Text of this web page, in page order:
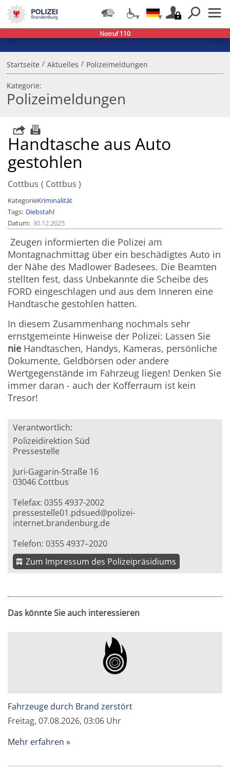
Startseite / Aktuelles / Polizeimeldungen
Kategorie:
Polizeimeldungen
Handtasche aus Auto
gestohlen
Cottbus Cottbus
KategorieKriminalität
Tags Diebstahl
Datum 30.12.2025
Zeugen informierten die Polizei am
Montagnachmittag über ein beschädigtes Auto in
der Nähe des Madlower Badesees. Die Beamten
stellten fest, dass Unbekannte die Scheibe des
FORD eingeschlagen und aus dem Inneren eine
Handtasche gestohlen hatten.
In diesem Zusammenhang nochmals sehr
ernstgemeinte Hinweise der Polizei: Lassen Sie
nie Handtaschen, Handys, Kameras, persönliche
Dokumente, Geldbörsen oder andere
Wertgegenstände im Fahrzeug liegen! Denken Sie
immer daran - auch der Kofferraum ist kein
Tresor!
Verantwortlich:
Polizeidirektion Süd
Pressestelle
Juri-Gagarin-Straße 16
03046 Cottbus
Telefax: 0355 4937-2002
pressestelle01.pdsued@polizei-
internet.brandenburg.de
Telefon: 0355 4937–2020
Zum Impressum des Polizeipräsidiums
Das könnte Sie auch interessieren
Fahrzeuge durch Brand zerstört
Freitag, 07.08.2026, 03:06 Uhr
Mehr erfahren
Notruf 110